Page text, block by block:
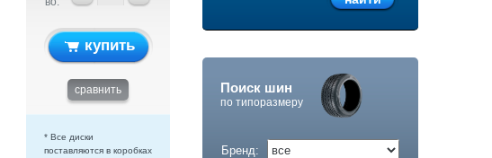
Поиск шин
по типоразмеру
Бренд:
купить
сравнить
* Все диски
поставляются в коробках